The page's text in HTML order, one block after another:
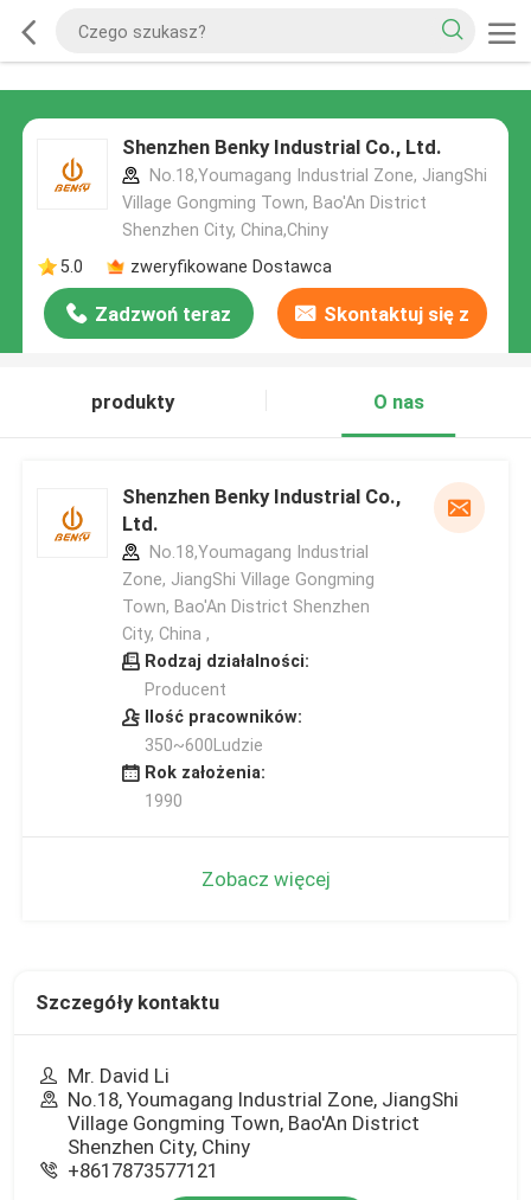
Shenzhen Benky Industrial Co., Ltd.
No.18,Youmagang Industrial Zone, JiangShi
Village Gongming Town, Bao'An District
Shenzhen City, China,Chiny
5.0
zweryfikowane Dostawca
Zadzwoń teraz Skontaktuj się z
produkty
O nas
Shenzhen Benky Industrial Co.,
Ltd.
No.18,Youmagang Industrial
Zone, JiangShi Village Gongming
Town, Bao'An District Shenzhen
City, China ,
Rodzaj działalności:
Producent
Ilość pracowników:
350~600Ludzie
Rok założenia:
1990
Zobacz więcej
Szczegóły kontaktu
Mr. David Li
No.18, Youmagang Industrial Zone, JiangShi
Village Gongming Town, Bao'An District
Shenzhen City, Chiny
+8617873577121